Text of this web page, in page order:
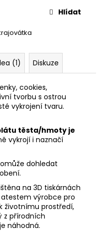
Hlídat
(1) Diskuze
cookies,
tvorbu s ostrou
vykrojení tvaru.
těsta/hmoty je
vykrojí i naznačí
dohledat
na 3D tiskárnách
atestem výrobce pro
životnímu prostředí,
z přírodních
je náhodná.